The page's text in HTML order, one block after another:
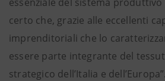
certo che, grazie alle eccellenti
imprenditoriali che lo
essere parte integrante del
strategico dell’Italia e dell’Europa”.